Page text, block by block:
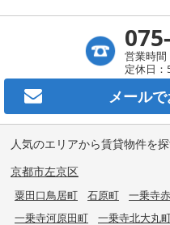
営業時間
定休日：
メールで
人気のエリアから賃貸物件を
京都市左京区
粟田口鳥居町 石原町 一乗寺
一乗寺河原田町
一乗寺北大丸